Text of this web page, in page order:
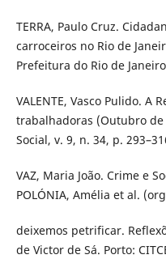
TERRA, Paulo Cruz.
carroceiros no Rio de
Prefeitura do Rio de
VALENTE, Vasco Pulido. A
trabalhadoras (Outubro de
Social, v. 9, n. 34, p.
VAZ, Maria João. Crime e
POLÓNIA, Amélia et al.
deixemos petrificar.
de Victor de Sá. Porto: